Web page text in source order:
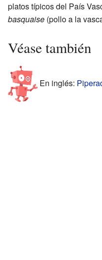
platos típicos del País
basquaise (pollo a la
Véase también
En inglés: